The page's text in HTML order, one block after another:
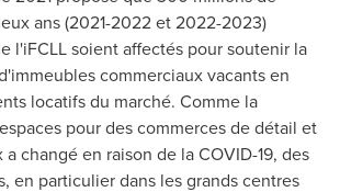
ans (2021-2022 et2022-2023)
l'iFCLL soient affectés pour soutenir la
commerciaux vacants en
locatifs du marché. Comme la
pour des commerces de détail et
changé en raison de la COVID-19, des
en particulier dans les grands centres